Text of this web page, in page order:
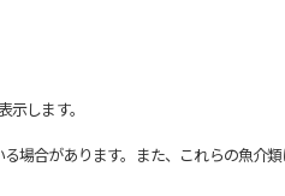
します。
合があります。また、これらの魚介